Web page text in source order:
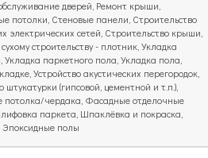
дверей, Ремонт крыши,
потолки, Стеновые панели, Строительство
электрических сетей, Строительство крыши,
строительству - плотник, Укладка
паркетного пола, Укладка пола,
Устройство акустических перегородок,
штукатурки (гипсовой, цементной и т.п.),
потолка/чердака, Фасадные отделочные
паркета, Шпаклёвка и покраска,
Эпоксидные полы